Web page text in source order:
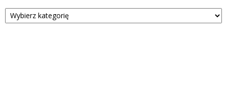
Kategorie